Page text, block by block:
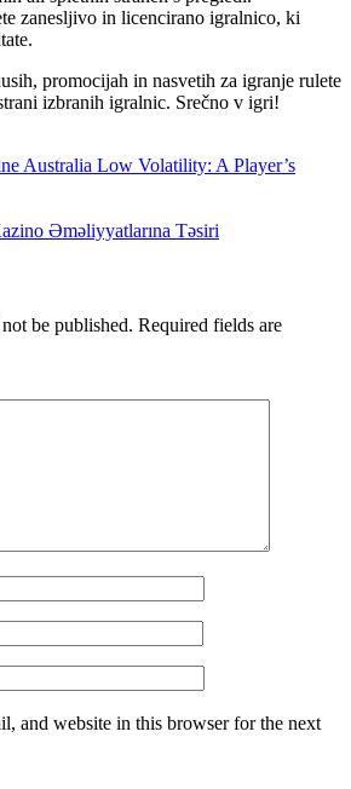
zanesljivo in licencirano igralnico, ki
promocijah in nasvetih za igranje rulete
izbranih igralnic. Srečno v igri!
Australia Low Volatility: A Player’s
Əməliyyatlarına Təsiri
be published. Required fields are
and website in this browser for the next